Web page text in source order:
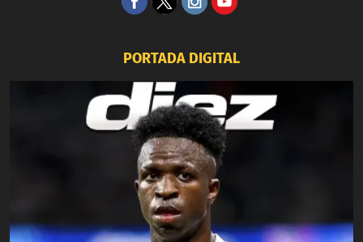
PORTADA DIGITAL